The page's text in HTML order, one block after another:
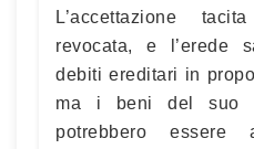
L’accettazione
revocata, e l’erede
debiti ereditari in
ma i beni del suo
potrebbero essere